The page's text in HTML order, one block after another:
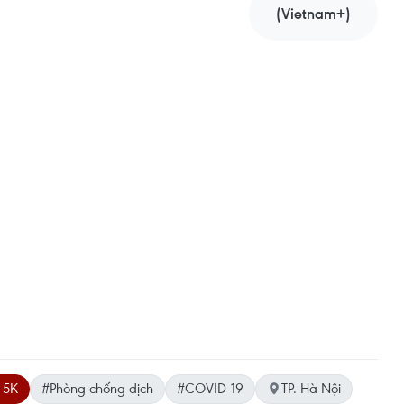
(Vietnam+)
#Phòng chống dịch #COVID-19 TP. Hà Nội